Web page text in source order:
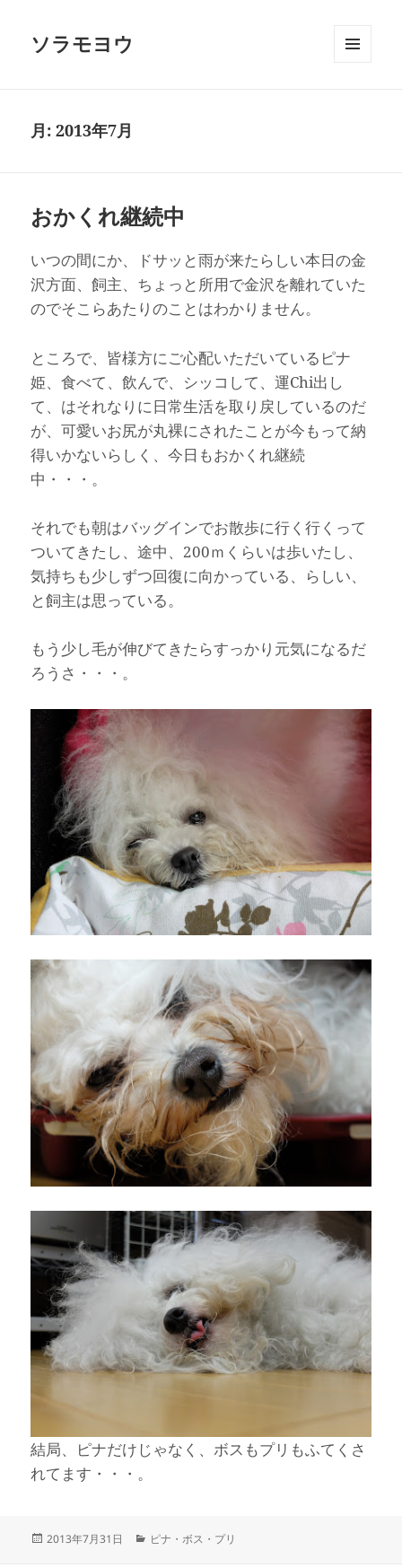
ソラモヨウ
月:2013年7月
おかくれ継続中
いつの間にか、ドサッと雨が来たらしい本日の金
沢方面、飼主、ちょっと所用で金沢を離れていた
のでそこらあたりのことはわかりません。
ところで、皆様方にご心配いただいているピナ
姫、食べて、飲んで、シッコして、運Chi出し
て、はそれなりに日常生活を取り戻しているのだ
が、可愛いお尻が丸裸にされたことが今もって納
得いかないらしく、今日もおかくれ継続
中・・・。
それでも朝はバッグインでお散歩に行く行くって
ついてきたし、途中、200ｍくらいは歩いたし、
気持ちも少しずつ回復に向かっている、らしい、
と飼主は思っている。
もう少し毛が伸びてきたらすっかり元気になるだ
ろうさ・・・。
結局、ピナだけじゃなく、ボスもプリもふてくさ
れてます・・・。
投
2013年7月31日
カ
ピナ・ボス・プリ